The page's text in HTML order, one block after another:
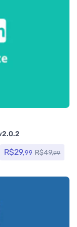
R$29,99 R$49,99